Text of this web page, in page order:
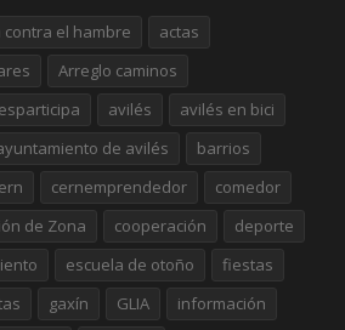
contra el hambre
actas
Arreglo caminos
avilés
avilés en bici
de avilés
barrios
cernemprendedor
comedor
de Zona
cooperación
deporte
escuela de otoño
fiestas
gaxín GLIA
información